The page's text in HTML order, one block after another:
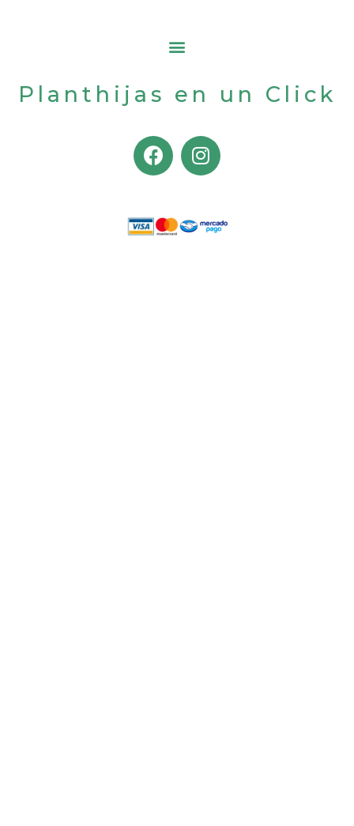
Planthijas en un Click